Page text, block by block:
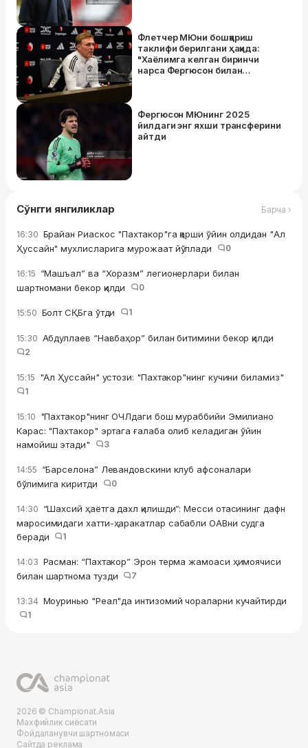
Флетчер МЮни бошқариш
таклифи берилгани ҳақида:
"Хаёлимга келган биринчи
нарса Фергюсон билан
Фергюсон МЮнинг 2025
йилдаги энг яхши трансферини
айтди
Сўнгги янгиликлар Барча ›
16:30 Брайан Риаскос "Пахтакор"га қарши ўйин олдидан "Ал
Ҳуссайн" мухлисларига мурожаат йўллади
0
16:15 “Машъал” ва “Хоразм” легионерлари билан
шартномани бекор қилди
0
15:50 Болт СҚБга ўтди 1
15:30 Абдуллаев “Навбаҳор” билан битимини бекор қилди
2
15:15 "Ал Ҳуссайн" устози: "Пахтакор"нинг кучини биламиз"
1
15:10 "Пахтакор"нинг ОЧЛдаги бош мураббийи Эмилиано
Карас: "Пахтакор" эртага ғалаба олиб келадиган ўйин
намойиш этади"
3
14:55 “Барселона” Левандовскини клуб афсоналари
бўлимига киритди
0
14:30 “Шахсий ҳаётга дахл қилишди”: Месси отасининг дафн
маросимидаги хатти-ҳаракатлар сабабли ОАВни судга
беради
1
14:03 Расман: “Пахтакор” Эрон терма жамоаси ҳимоячиси
билан шартнома тузди
7
13:34 Моуринью "Реал"да интизомий чораларни кучайтирди
1
2026 © Championat.Asia
Махфийлик сиёсати
Фойдаланувчи шартномаси
Сайтда реклама